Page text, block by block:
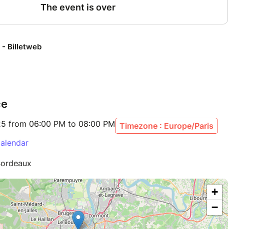
ne l’avez jamais entendu : vibrant, intemporel et
Verzier, Blandine de Sansal, Abel Zamora, Pierre Gennaï,
les pelouses du Jardin Public, des rangées de chaises
pas une place assise sur ces chaises, le nombre de places
un repli est prévu à l'Auditorium de l'Opéra de Bordeaux,
de la réservation.
from 06:00 PM to 08:00 PM Timezone : Europe/Paris
+
−